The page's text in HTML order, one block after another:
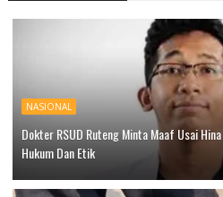
NASIONAL
Dokter RSUD Ruteng Minta Maaf Usai
Hukum Dan Etik